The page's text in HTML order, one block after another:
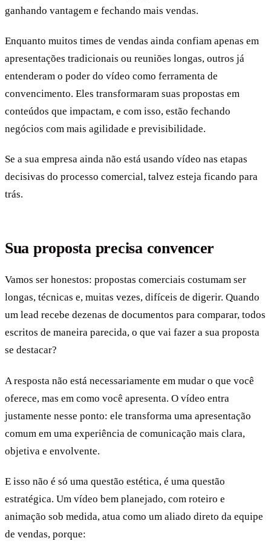
ganhando vantagem e fechando mais vendas.
Enquanto muitos times de vendas ainda confiam apenas em
apresentações tradicionais ou reuniões longas, outros já
entenderam o poder do vídeo como ferramenta de
convencimento. Eles transformaram suas propostas em
conteúdos que impactam, e com isso, estão fechando
negócios com mais agilidade e previsibilidade.
Se a sua empresa ainda não está usando vídeo nas etapas
decisivas do processo comercial, talvez esteja ficando para
trás.
Sua proposta precisa convencer
Vamos ser honestos: propostas comerciais costumam ser
longas, técnicas e, muitas vezes, difíceis de digerir. Quando
um lead recebe dezenas de documentos para comparar, todos
escritos de maneira parecida, o que vai fazer a sua proposta
se destacar?
A resposta não está necessariamente em mudar o que você
oferece, mas em como você apresenta. O vídeo entra
justamente nesse ponto: ele transforma uma apresentação
comum em uma experiência de comunicação mais clara,
objetiva e envolvente.
E isso não é só uma questão estética, é uma questão
estratégica. Um vídeo bem planejado, com roteiro e
animação sob medida, atua como um aliado direto da equipe
de vendas, porque: